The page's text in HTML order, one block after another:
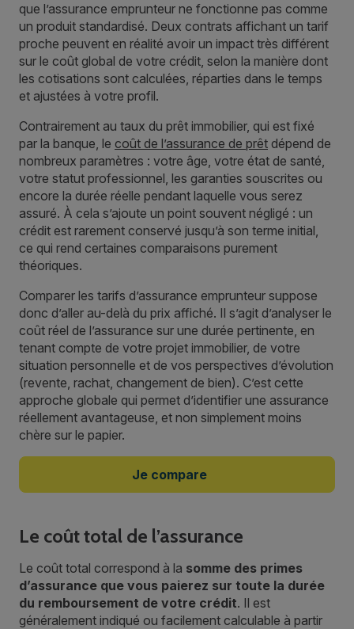
que l’assurance emprunteur ne fonctionne pas comme
un produit standardisé. Deux contrats affichant un tarif
proche peuvent en réalité avoir un impact très différent
sur le coût global de votre crédit, selon la manière dont
les cotisations sont calculées, réparties dans le temps
et ajustées à votre profil.
Contrairement au taux du prêt immobilier, qui est fixé
par la banque, le coût de l’assurance de prêt dépend de
nombreux paramètres : votre âge, votre état de santé,
votre statut professionnel, les garanties souscrites ou
encore la durée réelle pendant laquelle vous serez
assuré. À cela s’ajoute un point souvent négligé : un
crédit est rarement conservé jusqu’à son terme initial,
ce qui rend certaines comparaisons purement
théoriques.
Comparer les tarifs d’assurance emprunteur suppose
donc d’aller au-delà du prix affiché. Il s’agit d’analyser le
coût réel de l’assurance sur une durée pertinente, en
tenant compte de votre projet immobilier, de votre
situation personnelle et de vos perspectives d’évolution
(revente, rachat, changement de bien). C’est cette
approche globale qui permet d’identifier une assurance
réellement avantageuse, et non simplement moins
chère sur le papier.
Je compare
Le coût total de l’assurance
Le coût total correspond à la somme des primes
d’assurance que vous paierez sur toute la durée
du remboursement de votre crédit. Il est
généralement indiqué ou facilement calculable à partir